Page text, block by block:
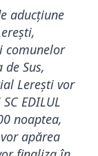
aducțiune
comunelor
Sus,
Lerești vor
EDILUL
noaptea,
apărea